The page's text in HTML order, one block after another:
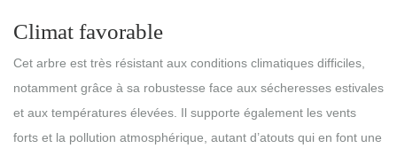
Climat favorable
Cet arbre est très résistant aux conditions climatiques difficiles,
notamment grâce à sa robustesse face aux sécheresses estivales
et aux températures élevées. Il supporte également les vents
forts et la pollution atmosphérique, autant d’atouts qui en font une